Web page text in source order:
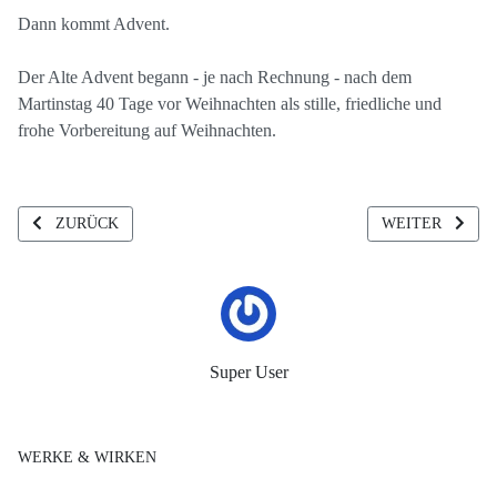
Dann kommt Advent.
Der Alte Advent begann - je nach Rechnung - nach dem
Martinstag 40 Tage vor Weihnachten als stille, friedliche und
frohe Vorbereitung auf Weihnachten.
Super User
VORHERIGER BEITRAG: #2 GUTES LEBEN - JAHRESABSICHT
ZURÜCK NÄCHSTER
WEITER
WERKE & WIRKEN